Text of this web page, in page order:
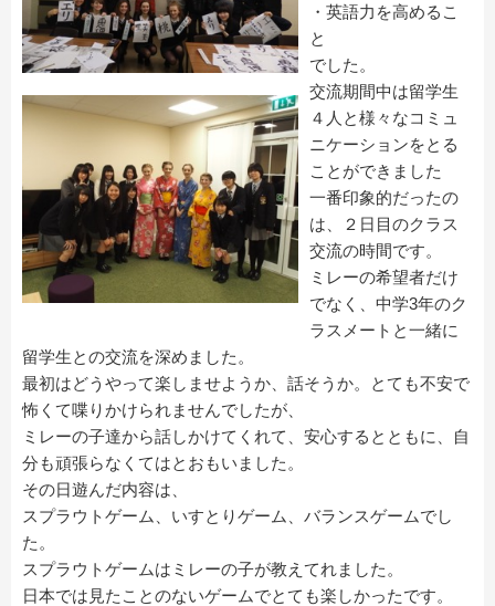
・英語力を高めるこ
と
でした。
交流期間中は留学生
４人と様々なコミュ
ニケーションをとる
ことができました
一番印象的だったの
は、２日目のクラス
交流の時間です。
ミレーの希望者だけ
でなく、中学3年のク
ラスメートと一緒に
留学生との交流を深めました。
最初はどうやって楽しませようか、話そうか。とても不安で
怖くて喋りかけられませんでしたが、
ミレーの子達から話しかけてくれて、安心するとともに、自
分も頑張らなくてはとおもいました。
その日遊んだ内容は、
スプラウトゲーム、いすとりゲーム、バランスゲームでし
た。
スプラウトゲームはミレーの子が教えてれました。
日本では見たことのないゲームでとても楽しかったです。